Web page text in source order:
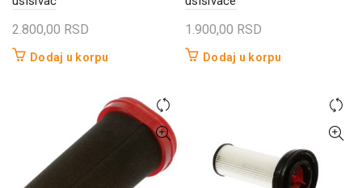
2.800,00 RSD
Dodaj u korpu
1.900,00 RSD
Dodaj u korpu